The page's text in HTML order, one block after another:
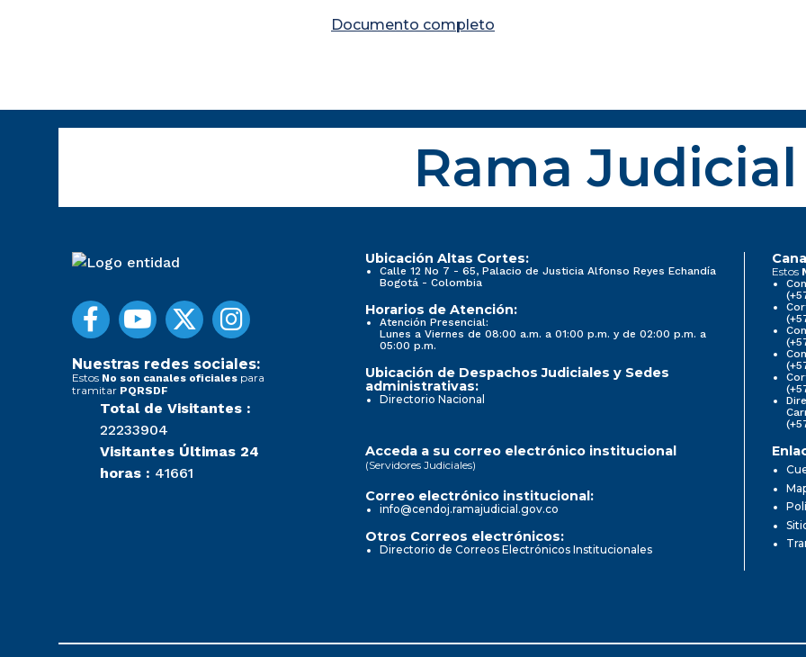
Documento completo
Rama Judicial
Nuestras redes sociales:
Estos No son canales oficiales para
tramitar PQRSDF
Total de Visitantes :
22233904
Visitantes Últimas 24
horas : 41661
Ubicación Altas Cortes:
Calle 12 No 7 - 65, Palacio de Justicia Alfonso Reyes Echandía
Bogotá - Colombia
Horarios de Atención:
Atención Presencial:
Lunes a Viernes de 08:00 a.m. a 01:00 p.m. y de 02:00 p.m. a
05:00 p.m.
Ubicación de Despachos Judiciales y Sedes
administrativas:
Directorio Nacional
Estos
Acceda a su correo electrónico institucional
(Servidores Judiciales)
Correo electrónico institucional:
info@cendoj.ramajudicial.gov.co
Otros Correos electrónicos:
Directorio de Correos Electrónicos Institucionales